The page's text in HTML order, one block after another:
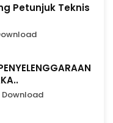
Petunjuk Teknis
Download